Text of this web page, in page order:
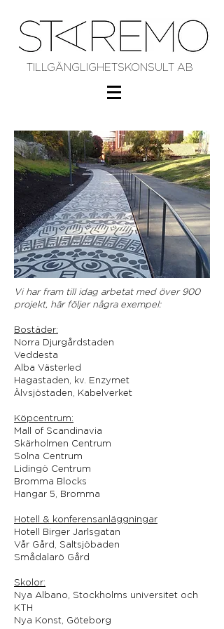
TILLGÄNGLIGHETSKONSULT AB
Vi har fram till idag arbetat med över 900
projekt, här följer några exempel:
Bostäder:
Norra Djurgårdstaden
Veddesta
Alba Västerled
Hagastaden, kv. Enzymet
Älvsjöstaden, Kabelverket
Köpcentrum:
Mall of Scandinavia
Skärholmen Centrum
Solna Centrum
Lidingö Centrum
Bromma Blocks
Hangar 5, Bromma
Hotell & konferensanläggningar
Hotell Birger Jarlsgatan
Vår Gård, Saltsjöbaden
Smådalarö Gård
Skolor:
Nya Albano, Stockholms universitet och
KTH
Nya Konst, Göteborg